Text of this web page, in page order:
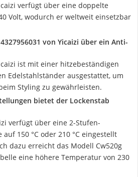
verfügt über eine doppelte
Volt, wodurch er weltweit einsetzbar
von Yicaizi über ein Anti-
ist mit einer hitzebeständigen
Edelstahlständer ausgestattet, um
Styling zu gewährleisten.
bietet der Lockenstab
verfügt über eine 2-Stufen-
150 °C oder 210 °C eingestellt
dazu erreicht das Modell Cw520g
eine höhere Temperatur von 230